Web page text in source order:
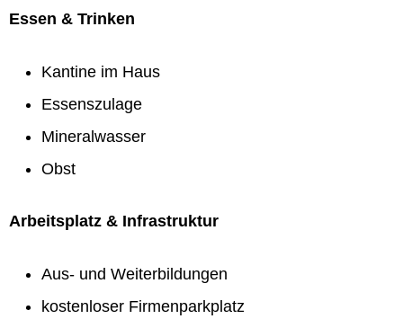
Essen & Trinken
Kantine im Haus
Essenszulage
Mineralwasser
Obst
Arbeitsplatz & Infrastruktur
Aus- und Weiterbildungen
kostenloser Firmenparkplatz